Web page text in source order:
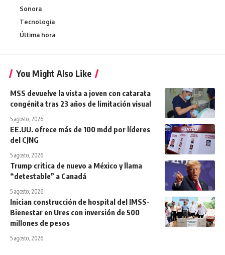
Sonora
Tecnologia
Última hora
You Might Also Like
MSS devuelve la vista a joven con catarata
congénita tras 23 años de limitación visual
5 agosto, 2026
EE.UU. ofrece más de 100 mdd por líderes
del CJNG
5 agosto, 2026
Trump critica de nuevo a México y llama
“detestable” a Canadá
5 agosto, 2026
Inician construcción de hospital del IMSS-
Bienestar en Ures con inversión de 500
millones de pesos
5 agosto, 2026